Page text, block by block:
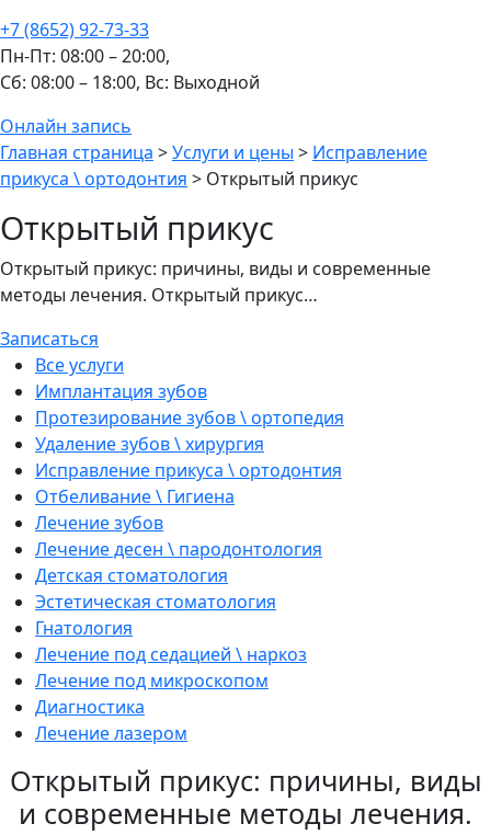
+7 (8652) 92-73-33
Пн-Пт: 08:00 – 20:00,
Сб: 08:00 – 18:00, Вс: Выходной
Онлайн запись
Главная страница >Услуги и цены > Исправление
прикуса \ ортодонтия > Открытый прикус
Открытый прикус
Открытый прикус: причины, виды и современные
методы лечения. Открытый прикус…
Записаться
Все услуги
Имплантация зубов
Протезирование зубов \ ортопедия
Удаление зубов \ хирургия
Исправление прикуса \ ортодонтия
Отбеливание \ Гигиена
Лечение зубов
Лечение десен \ пародонтология
Детская стоматология
Эстетическая стоматология
Гнатология
Лечение под седацией \ наркоз
Лечение под микроскопом
Диагностика
Лечение лазером
Открытый прикус: причины, виды
и современные методы лечения.